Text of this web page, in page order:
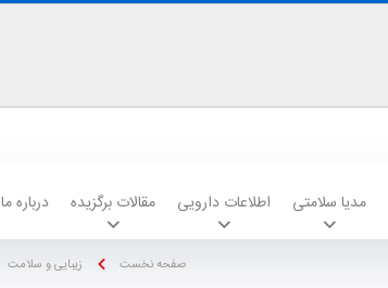
مدیا سلامتی اطلاعات دارویی مقالات برگزیده درباره ما
صفحه نخست زیبایی و سلامت